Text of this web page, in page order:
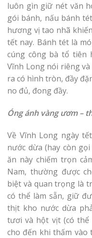
luôn gìn giữ nét văn
gói bánh, nấu bánh
hương vị tao nhã
tết nay. Bánh tét là
cúng công bà tổ tiên
Vĩnh Long nói riêng
ra có hình tròn, đầy
no đủ, đong đầy.
Óng ánh vàng ươm –
Về Vĩnh Long ngày
nước dừa (hay còn
ăn này chiếm trọn
Nam, thường được
biệt và quan trọng là
có thể làm sẵn, giữ
thịt kho nước dừa
tươi và hột vịt (có
cho đến khi thấm vào